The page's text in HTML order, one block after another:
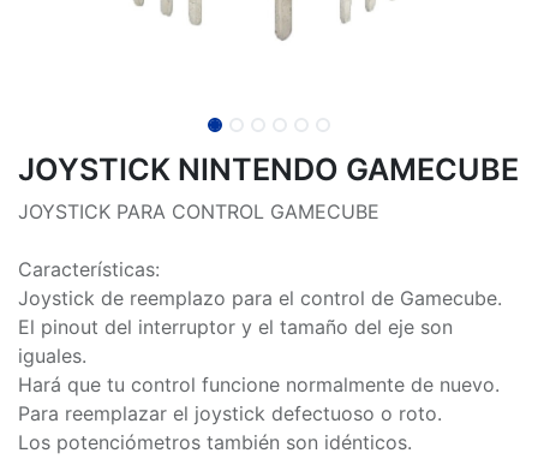
JOYSTICK NINTENDO GAMECUBE
JOYSTICK PARA CONTROL GAMECUBE
Características:
Joystick de reemplazo para el control de Gamecube.
El pinout del interruptor y el tamaño del eje son
iguales.
Hará que tu control funcione normalmente de nuevo.
Para reemplazar el joystick defectuoso o roto.
Los potenciómetros también son idénticos.